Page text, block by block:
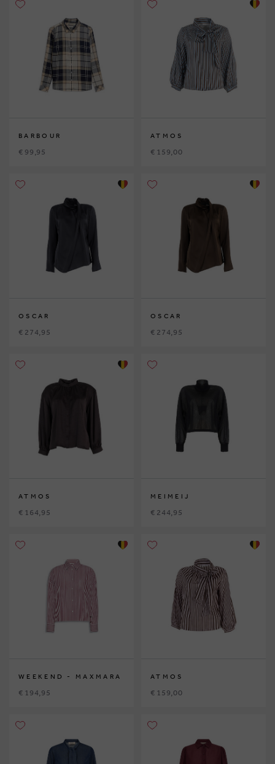
BARBOUR
€ 99,95
ATMOS
€ 159,00
OSCAR
€ 274,95
OSCAR
€ 274,95
ATMOS
€ 164,95
MEIMEIJ
€ 244,95
WEEKEND - MAXMARA
€ 194,95
ATMOS
€ 159,00